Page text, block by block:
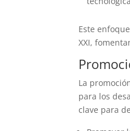
Este
XXI,
La
para los
clave para